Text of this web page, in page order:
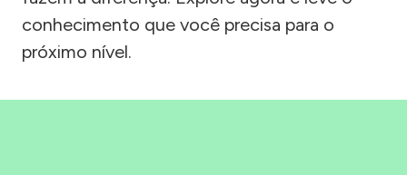
conhecimento que você precisa para o
próximo nível.